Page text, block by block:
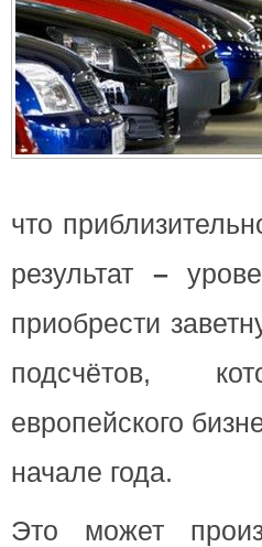
что
результат –
приобрести
подсчётов,
европейского
начале года.
Это может